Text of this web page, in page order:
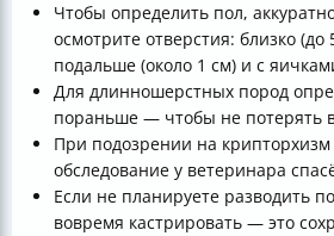
Чтобы определить пол,
осмотрите отверстия: близко
подальше (около 1 см) и с
Для длинношерстных пород
пораньше — чтобы не потерять
При подозрении на
обследование у ветеринара
Если не планируете разводить
вовремя кастрировать — это